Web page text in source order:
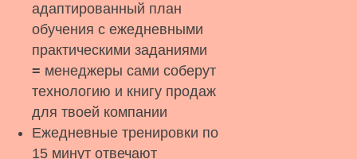
адаптированный план
обучения с ежедневными
практическими заданиями
= менеджеры сами соберут
технологию и книгу продаж
для твоей компании
Ежедневные тренировки по
15 минут отвечают